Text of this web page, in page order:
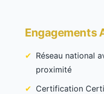
Engagements
Réseau national
proximité
Certification